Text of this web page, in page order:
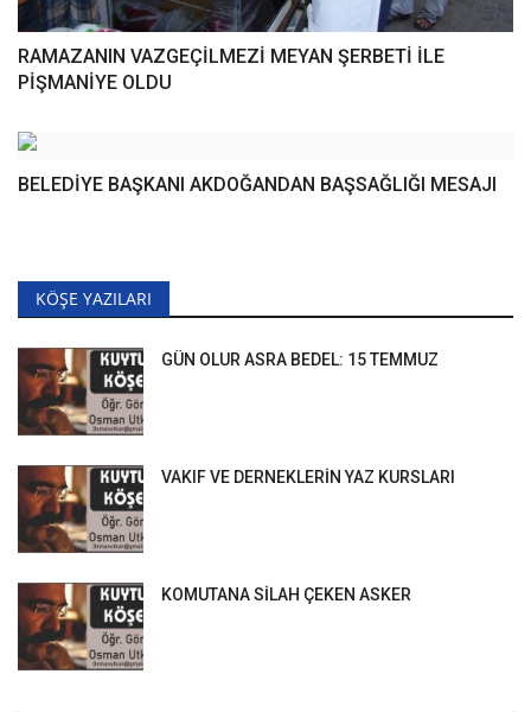
RAMAZANIN VAZGEÇİLMEZİ MEYAN ŞERBETİ İLE
PİŞMANİYE OLDU
BELEDİYE BAŞKANI AKDOĞANDAN BAŞSAĞLIĞI MESAJI
KÖŞE YAZILARI
GÜN OLUR ASRA BEDEL: 15 TEMMUZ
VAKIF VE DERNEKLERİN YAZ KURSLARI
KOMUTANA SİLAH ÇEKEN ASKER